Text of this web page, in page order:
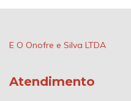
E O Onofre e Silva LTDA
Atendimento